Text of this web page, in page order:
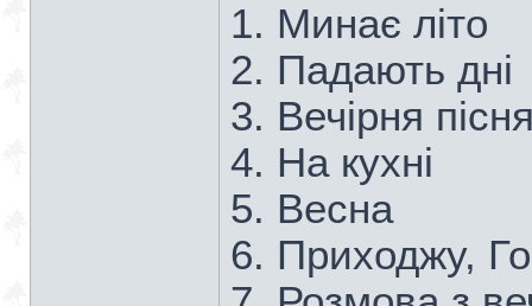
1. Минає літо
2. Падають дні
3. Вечірня
4. На кухні
5. Весна
6. Приходжу,